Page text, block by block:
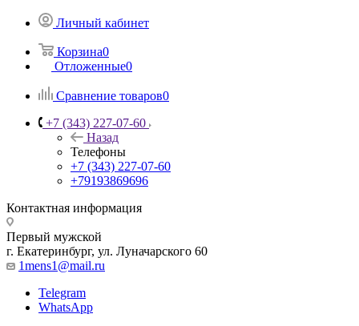
Личный кабинет
Корзина0
Отложенные0
Сравнение товаров0
+7 (343) 227-07-60
Назад
Телефоны
+7 (343) 227-07-60
+79193869696
Контактная информация
Первый мужской
г. Екатеринбург, ул. Луначарского 60
1mens1@mail.ru
Telegram
WhatsApp